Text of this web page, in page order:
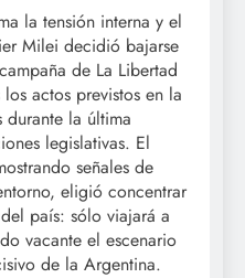
la tensión interna y el
Milei decidió bajarse
de La Libertad
actos previstos en la
durante la última
legislativas. El
señales de
eligió concentrar
país: sólo viajará a
vacante el escenario
de la Argentina.